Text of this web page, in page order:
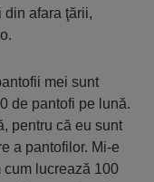
din afara ţării,
mei sunt
de pantofi pe lună.
pentru că eu sunt
a pantofilor. Mi-e
cum lucrează 100